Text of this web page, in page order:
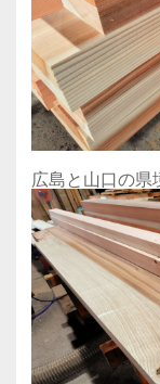
広島と山口の県